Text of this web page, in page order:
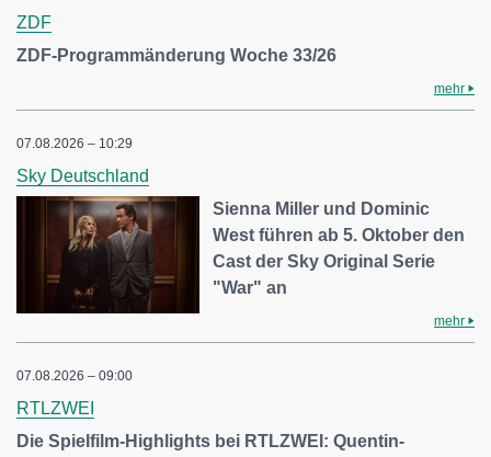
ZDF
ZDF-Programmänderung Woche 33/26
mehr
07.08.2026 – 10:29
Sky Deutschland
Sienna Miller und Dominic
West führen ab 5. Oktober den
Cast der Sky Original Serie
"War" an
mehr
07.08.2026 – 09:00
RTLZWEI
Die Spielfilm-Highlights bei RTLZWEI: Quentin-